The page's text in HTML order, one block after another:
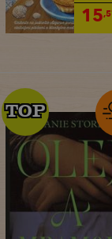
15
TOP
TOP